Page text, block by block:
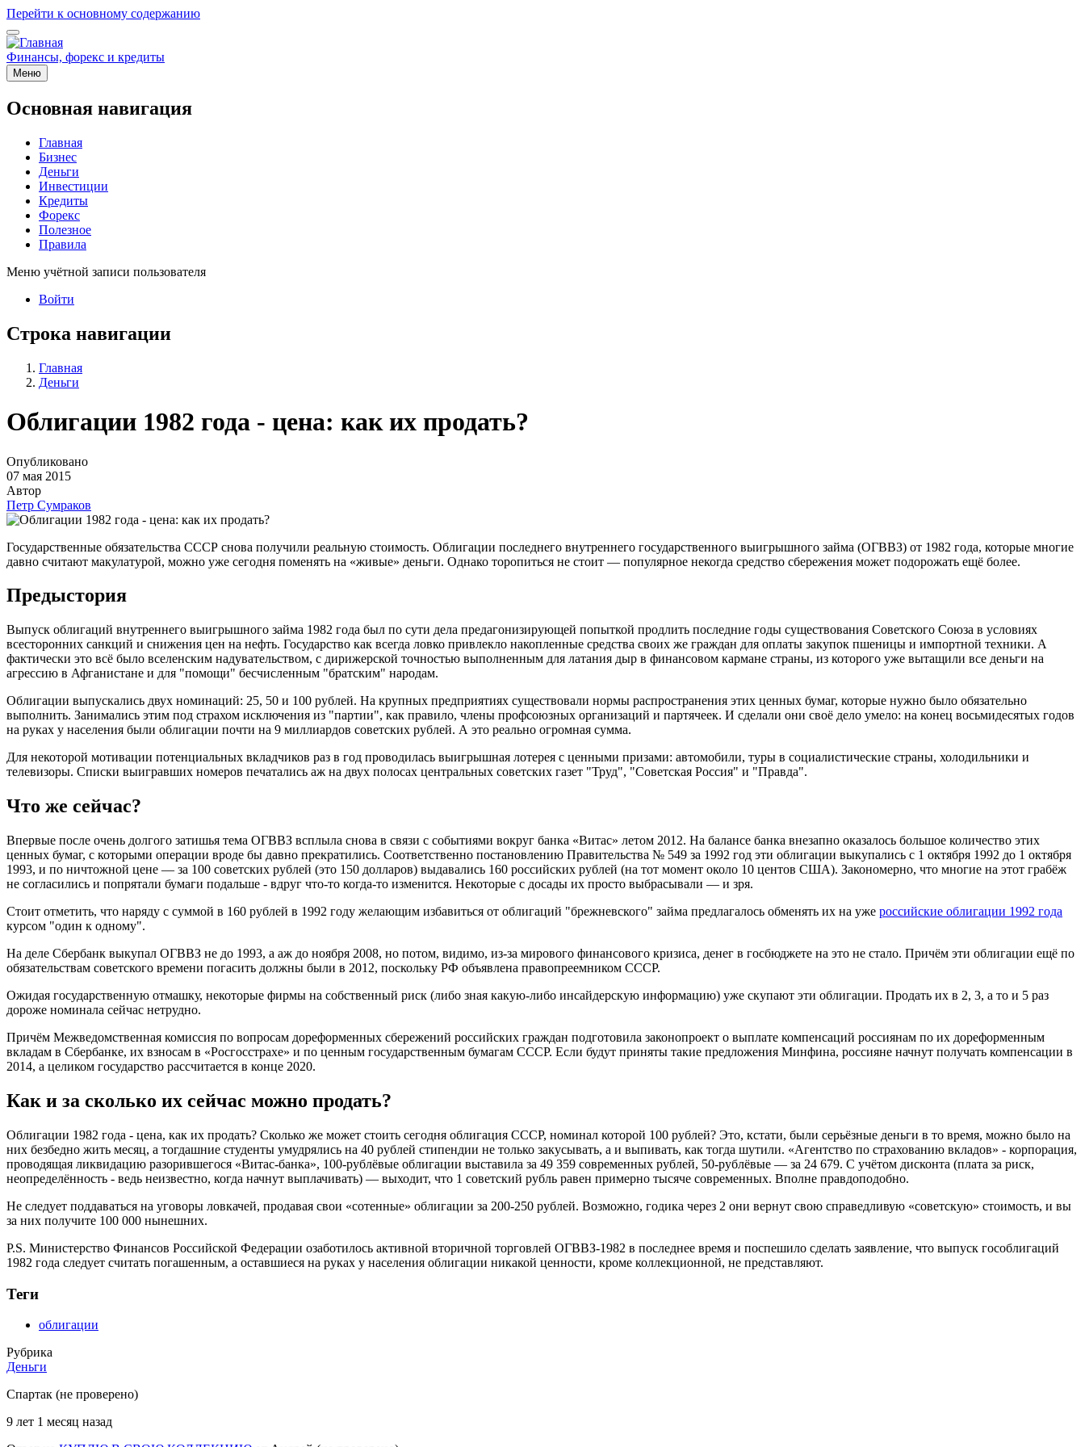
Перейти к основному содержанию
Финансы, форекс и кредиты
Меню
Основная навигация
Главная
Бизнес
Деньги
Инвестиции
Кредиты
Форекс
Полезное
Правила
Меню учётной записи пользователя
Войти
Строка навигации
Главная
Деньги
Облигации 1982 года - цена: как их продать?
Опубликовано
07 мая 2015
Автор
Петр Сумраков
Государственные обязательства СССР снова получили реальную стоимость. Облигации последнего внутреннего государственного выигрышного займа (ОГВВЗ) от 1982 года, которые многие
давно считают макулатурой, можно уже сегодня поменять на «живые» деньги. Однако торопиться не стоит — популярное некогда средство сбережения может подорожать ещё более.
Предыстория
Выпуск облигаций внутреннего выигрышного займа 1982 года был по сути дела предагонизирующей попыткой продлить последние годы существования Советского Союза в условиях
всесторонних санкций и снижения цен на нефть. Государство как всегда ловко привлекло накопленные средства своих же граждан для оплаты закупок пшеницы и импортной техники. А
фактически это всё было вселенским надувательством, с дирижерской точностью выполненным для латания дыр в финансовом кармане страны, из которого уже вытащили все деньги на
агрессию в Афганистане и для "помощи" бесчисленным "братским" народам.
Облигации выпускались двух номинаций: 25, 50 и 100 рублей. На крупных предприятиях существовали нормы распространения этих ценных бумаг, которые нужно было обязательно
выполнить. Занимались этим под страхом исключения из "партии", как правило, члены профсоюзных организаций и партячеек. И сделали они своё дело умело: на конец восьмидесятых годов
на руках у населения были облигации почти на 9 миллиардов советских рублей. А это реально огромная сумма.
Для некоторой мотивации потенциальных вкладчиков раз в год проводилась выигрышная лотерея с ценными призами: автомобили, туры в социалистические страны, холодильники и
телевизоры. Списки выигравших номеров печатались аж на двух полосах центральных советских газет "Труд", "Советская Россия" и "Правда".
Что же сейчас?
Впервые после очень долгого затишья тема ОГВВЗ всплыла снова в связи с событиями вокруг банка «Витас» летом 2012. На балансе банка внезапно оказалось большое количество этих
ценных бумаг, с которыми операции вроде бы давно прекратились. Соответственно постановлению Правительства № 549 за 1992 год эти облигации выкупались с 1 октября 1992 до 1 октября
1993, и по ничтожной цене — за 100 советских рублей (это 150 долларов) выдавались 160 российских рублей (на тот момент около 10 центов США). Закономерно, что многие на этот грабёж
не согласились и попрятали бумаги подальше - вдруг что-то когда-то изменится. Некоторые с досады их просто выбрасывали — и зря.
Стоит отметить, что наряду с суммой в 160 рублей в 1992 году желающим избавиться от облигаций "брежневского" займа предлагалось обменять их на уже российские облигации 1992 года
курсом "один к одному".
На деле Сбербанк выкупал ОГВВЗ не до 1993, а аж до ноября 2008, но потом, видимо, из-за мирового финансового кризиса, денег в госбюджете на это не стало. Причём эти облигации ещё по
обязательствам советского времени погасить должны были в 2012, поскольку РФ объявлена правопреемником СССР.
Ожидая государственную отмашку, некоторые фирмы на собственный риск (либо зная какую-либо инсайдерскую информацию) уже скупают эти облигации. Продать их в 2, 3, а то и 5 раз
дороже номинала сейчас нетрудно.
Причём Межведомственная комиссия по вопросам дореформенных сбережений российских граждан подготовила законопроект о выплате компенсаций россиянам по их дореформенным
вкладам в Сбербанке, их взносам в «Росгосстрахе» и по ценным государственным бумагам СССР. Если будут приняты такие предложения Минфина, россияне начнут получать компенсации в
2014, а целиком государство рассчитается в конце 2020.
Как и за сколько их сейчас можно продать?
Облигации 1982 года - цена, как их продать? Сколько же может стоить сегодня облигация СССР, номинал которой 100 рублей? Это, кстати, были серьёзные деньги в то время, можно было на
них безбедно жить месяц, а тогдашние студенты умудрялись на 40 рублей стипендии не только закусывать, а и выпивать, как тогда шутили. «Агентство по страхованию вкладов» - корпорация,
проводящая ликвидацию разорившегося «Витас-банка», 100-рублёвые облигации выставила за 49 359 современных рублей, 50-рублёвые — за 24 679. С учётом дисконта (плата за риск,
неопределённость - ведь неизвестно, когда начнут выплачивать) — выходит, что 1 советский рубль равен примерно тысяче современных. Вполне правдоподобно.
Не следует поддаваться на уговоры ловкачей, продавая свои «сотенные» облигации за 200-250 рублей. Возможно, годика через 2 они вернут свою справедливую «советскую» стоимость, и вы
за них получите 100 000 нынешних.
P.S. Министерство Финансов Российской Федерации озаботилось активной вторичной торговлей ОГВВЗ-1982 в последнее время и поспешило сделать заявление, что выпуск гособлигаций
1982 года следует считать погашенным, а оставшиеся на руках у населения облигации никакой ценности, кроме коллекционной, не представляют.
Теги
облигации
Рубрика
Деньги
Спартак (не проверено)
9 лет 1 месяц назад